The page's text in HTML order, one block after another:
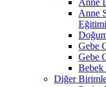
Anne
Eğitimi
Gebe
Gebe
Bebek
Diğer